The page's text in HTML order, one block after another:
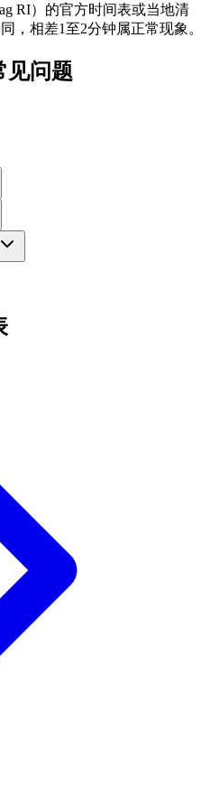
RI）的官方时间表或当地清
，相差1至2分钟属正常现象。
见问题